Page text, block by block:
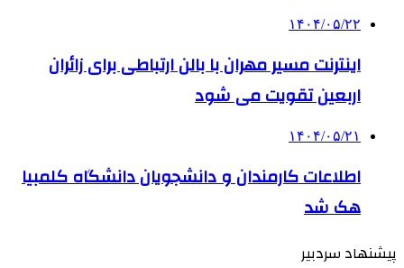
۱۴۰۴/۰۵/۲۲
اینترنت مسیر مهران با بالن ارتباطی برای زائران
اربعین تقویت می شود
۱۴۰۴/۰۵/۲۱
اطلاعات کارمندان و دانشجویان دانشگاه کلمبیا
هک شد
پیشنهاد سردبیر